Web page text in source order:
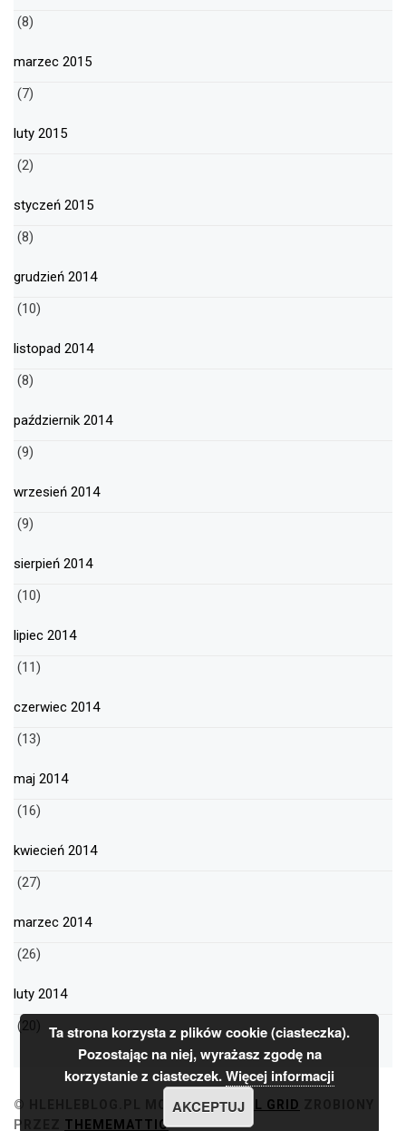
(8)
marzec 2015
(7)
luty 2015
(2)
styczeń 2015
(8)
grudzień 2014
(10)
listopad 2014
(8)
październik 2014
(9)
wrzesień 2014
(9)
sierpień 2014
(10)
lipiec 2014
(11)
czerwiec 2014
(13)
maj 2014
(16)
kwiecień 2014
(27)
marzec 2014
(26)
luty 2014
(20)
© HLEHLEBLOG.PL MOTYWMINIMAL GRID
PRZEZ THEMEMATTIC
Ta strona korzysta z plików cookie (ciasteczka).
Pozostając na niej, wyrażasz zgodę na
korzystanie z ciasteczek.Więcej informacji
AKCEPTUJ